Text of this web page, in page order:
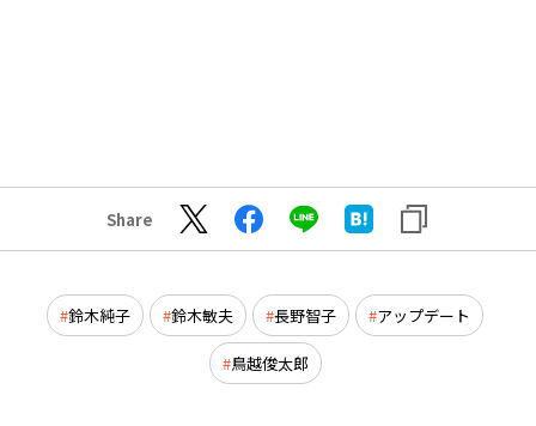
Share
鈴木純子 鈴木敏夫 長野智子 アップデート
鳥越俊太郎